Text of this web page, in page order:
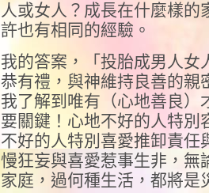
人或女人？成長在什麼樣
許也有相同的經驗。
我的答案，「投胎成男人女
恭有禮，與神維持良善的親
我了解到唯有（心地善良）
要關鍵！心地不好的人特別
不好的人特別喜愛推卸責任
慢狂妄與喜愛惹事生非，無
家庭，過何種生活，都將是